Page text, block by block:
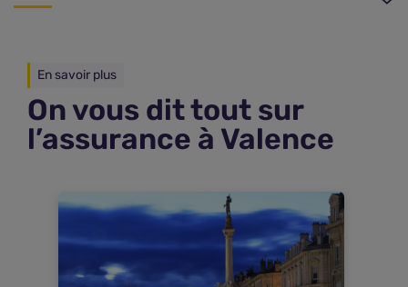
En savoir plus
On vous dit tout sur
l’assurance à Valence